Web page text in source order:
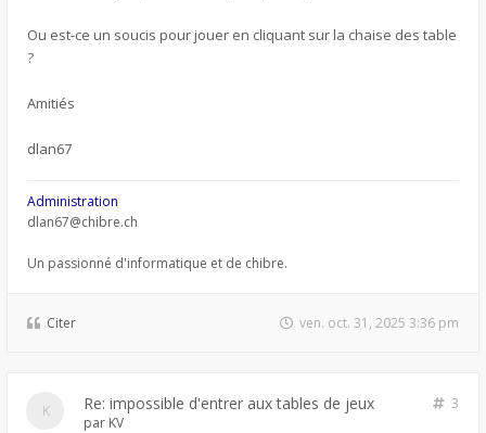
Ou est-ce un soucis pour jouer en cliquant sur la chaise des table
?
Amitiés
dlan67
Administration
dlan67@chibre.ch
Un passionné d'informatique et de chibre.
Citer ven. oct. 31, 2025 3:36 pm
Re: impossible d'entrer aux tables de jeux
3
par KV